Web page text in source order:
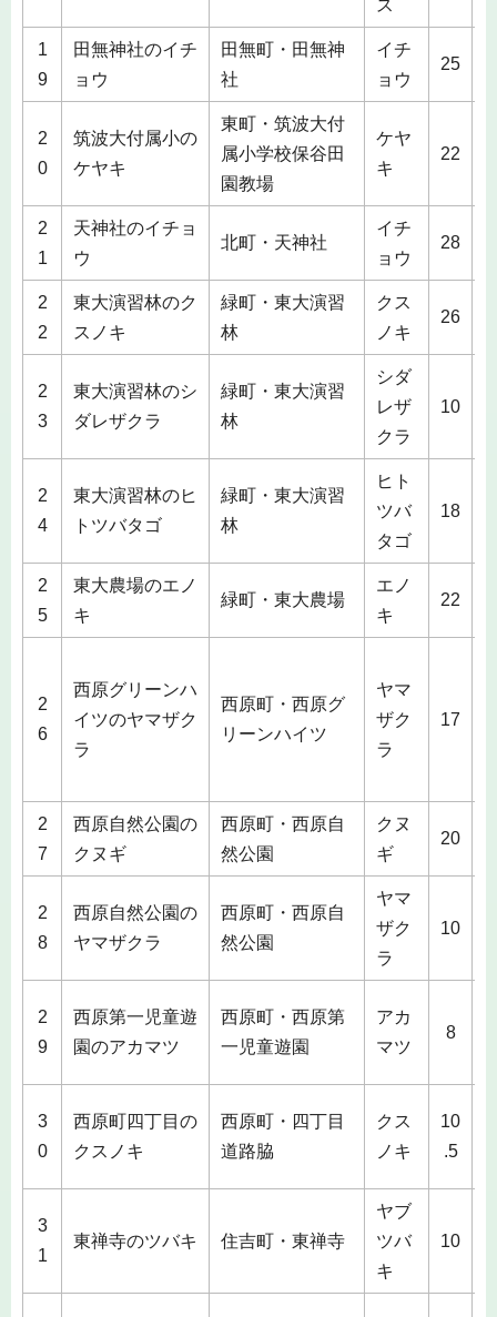
ス
1
9
田無神社のイチ
ョウ
田無町・田無神
社
イチ
ョウ
25
2
0
筑波大付属小の
ケヤキ
東町・筑波大付
属小学校保谷田
園教場
ケヤ
キ
22
2
1
天神社のイチョ
ウ
北町・天神社
イチ
ョウ
28
2
2
東大演習林のク
スノキ
緑町・東大演習
林
クス
ノキ
26
2
3
東大演習林のシ
ダレザクラ
緑町・東大演習
林
シダ
レザ
クラ
10
2
4
東大演習林のヒ
トツバタゴ
緑町・東大演習
林
ヒト
ツバ
タゴ
18
2
5
東大農場のエノ
キ
緑町・東大農場
エノ
キ
22
2
6
西原グリーンハ
イツのヤマザク
ラ
西原町・西原グ
リーンハイツ
ヤマ
ザク
ラ
17
2
7
西原自然公園の
クヌギ
西原町・西原自
然公園
クヌ
ギ
20
2
8
西原自然公園の
ヤマザクラ
西原町・西原自
然公園
ヤマ
ザク
ラ
10
2
9
西原第一児童遊
園のアカマツ
西原町・西原第
一児童遊園
アカ
マツ
8
3
0
西原町四丁目の
クスノキ
西原町・四丁目
道路脇
クス
ノキ
10
.5
3
1
東禅寺のツバキ 住吉町・東禅寺
ヤブ
ツバ
キ
10